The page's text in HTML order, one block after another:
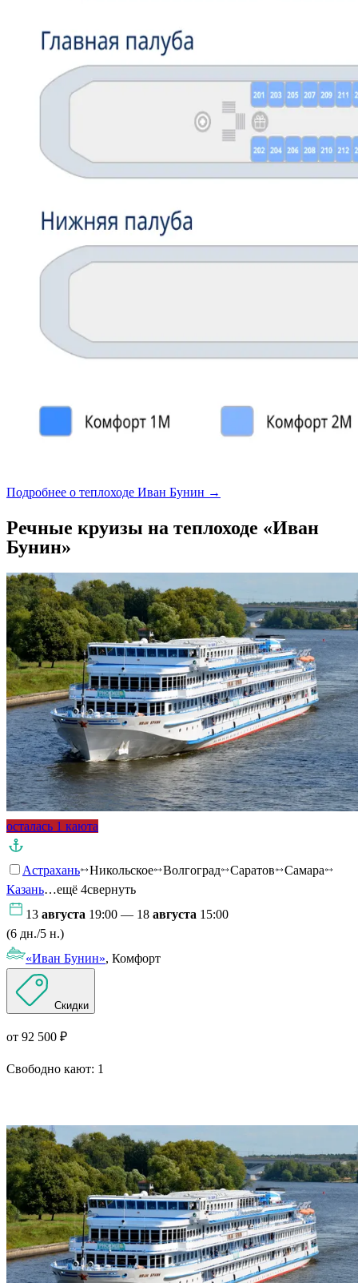
Подробнее о теплоходе Иван Бунин →
Речные круизы на теплоходе «Иван
Бунин»
осталась 1 каюта
Астрахань Никольское Волгоград Саратов
Самара
Казань…ещё 4свернуть
13 августа 19:00 — 18 августа 15:00
(6 дн./5 н.)
«Иван Бунин», Комфорт
Скидки
от 92 500 ₽
Свободно кают: 1